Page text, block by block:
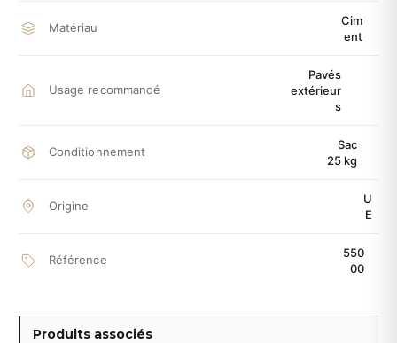
Matériau
Cim
ent
Usage recommandé
Pavés
extérieur
s
Conditionnement
Sac
25 kg
Origine
U
E
Référence
550
00
Produits associés